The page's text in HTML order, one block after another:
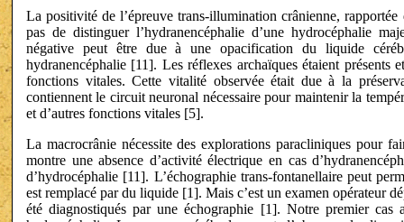
La positivité de l’épreuve trans-illumination crânienne,
pas de distinguer l’hydranencéphalie d’une hydrocéphalie
négative peut être due à une opacification du liquide
hydranencéphalie [11]. Les réflexes archaïques étaient présents
fonctions vitales. Cette vitalité observée était due à la
contiennent le circuit neuronal nécessaire pour maintenir la
et d’autres fonctions vitales [5].
La macrocrânie nécessite des explorations paracliniques pour
montre une absence d’activité électrique en cas
d’hydrocéphalie [11]. L’échographie trans-fontanellaire peut
est remplacé par du liquide [1]. Mais c’est un examen opérateur
été diagnostiqués par une échographie [1]. Notre premier